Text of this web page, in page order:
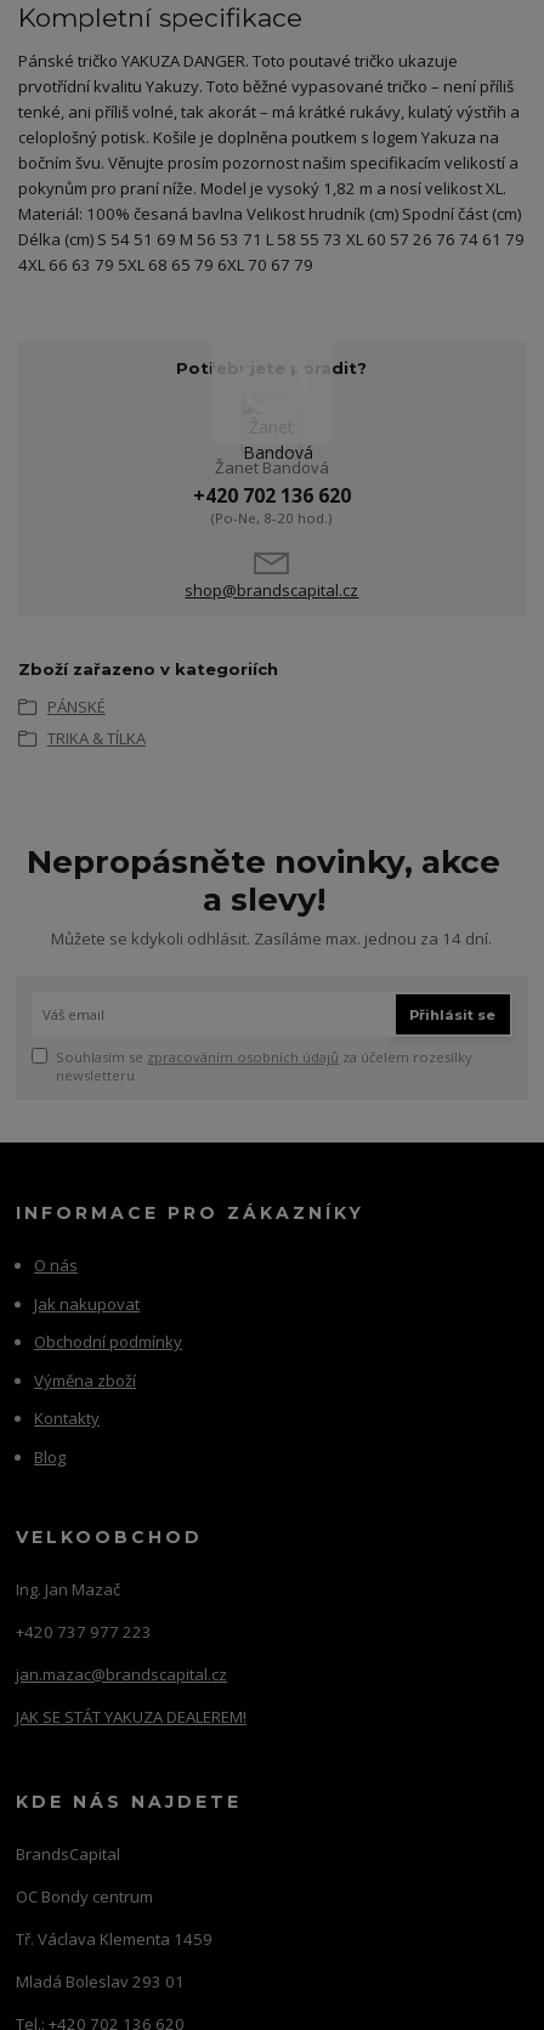
Kompletní specifikace
Pánské tričko YAKUZA DANGER. Toto poutavé tričko ukazuje
prvotřídní kvalitu Yakuzy. Toto běžné vypasované tričko – není příliš
tenké, ani příliš volné, tak akorát – má krátké rukávy, kulatý výstřih a
celoplošný potisk. Košile je doplněna poutkem s logem Yakuza na
bočním švu. Věnujte prosím pozornost našim specifikacím velikostí a
pokynům pro praní níže. Model je vysoký 1,82 m a nosí velikost XL.
Materiál: 100% česaná bavlna Velikost hrudník (cm) Spodní část (cm)
Délka (cm) S 54 51 69 M 56 53 71 L 58 55 73 XL 60 57 26 76 74 61 79
4XL 66 63 79 5XL 68 65 79 6XL 70 67 79
Potřebujete poradit?
Žanet Bandová
+420 702 136 620
(Po-Ne, 8-20 hod.)
shop@brandscapital.cz
Zboží zařazeno v kategoriích
PÁNSKÉ
TRIKA & TÍLKA
Nepropásněte novinky, akce
a slevy!
Můžete se kdykoli odhlásit. Zasíláme max. jednou za 14 dní.
Přihlásit se
Souhlasím se zpracováním osobních údajů za účelem rozesílky
newsletteru.
INFORMACE PRO ZÁKAZNÍKY
O nás
Jak nakupovat
Obchodní podmínky
Výměna zboží
Kontakty
Blog
VELKOOBCHOD
Ing. Jan Mazač
+420 737 977 223
jan.mazac@brandscapital.cz
JAK SE STÁT YAKUZA DEALEREM!
KDE NÁS NAJDETE
BrandsCapital
OC Bondy centrum
Tř. Václava Klementa 1459
Mladá Boleslav 293 01
Tel.: +420 702 136 620